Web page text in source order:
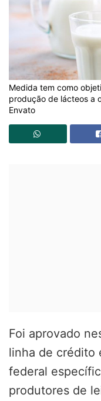
Medida tem como
produção de lácteos a
Envato
Foi aprovado
linha de crédito
federal
produtores de